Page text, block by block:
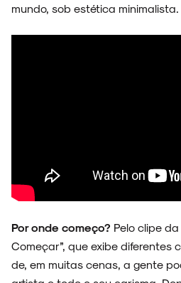
mundo, sob estética minimalista.
Por onde começo? Pelo clipe
Começar”, que exibe diferentes
de, em muitas cenas, a gente